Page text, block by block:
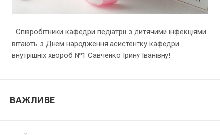
Співробітники кафедри педіатрії з дитячими інфекціями
вітають з Днем народження асистентку кафедри
внутрішніх хвороб №1 Савченко Ірину Іванівну!
ВАЖЛИВЕ